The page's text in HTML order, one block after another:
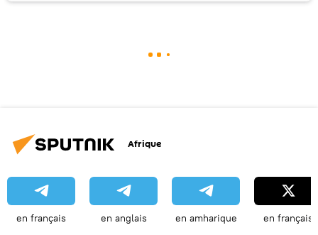
Afrique
en français en anglais en amharique en français